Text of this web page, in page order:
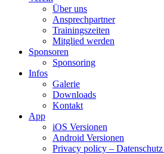
Über uns
Ansprechpartner
Trainingszeiten
Mitglied werden
Sponsoren
Sponsoring
Infos
Galerie
Downloads
Kontakt
App
iOS Versionen
Android Versionen
Privacy policy –